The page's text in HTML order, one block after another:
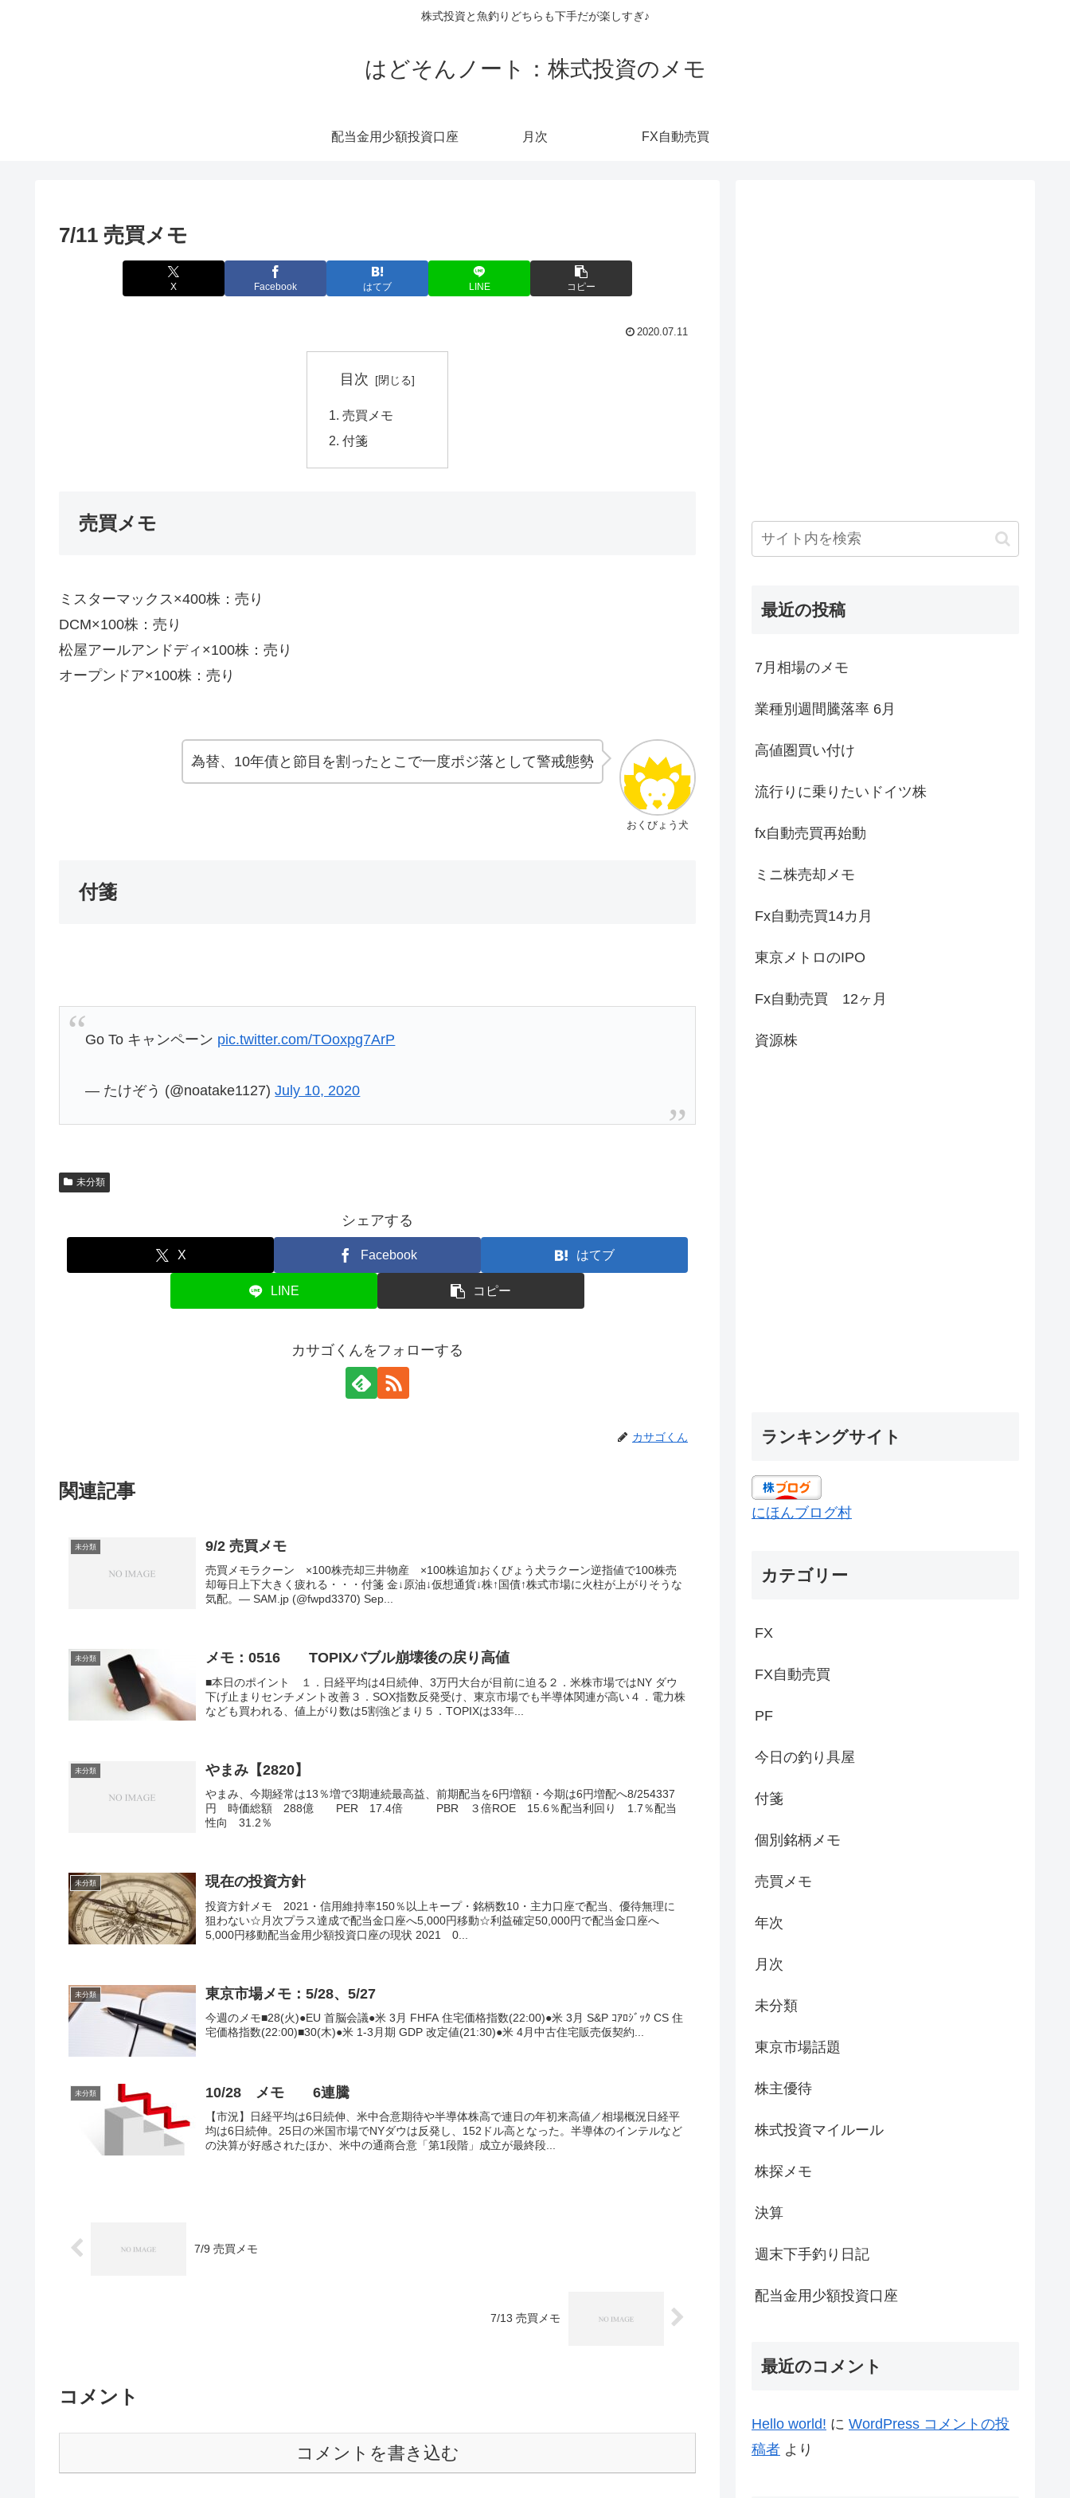
株式投資と魚釣りどちらも下手だが楽しすぎ♪
はどそんノート：株式投資のメモ
配当金用少額投資口座 月次 FX自動売買
7/11 売買メモ
X Facebook はてブ LINE コピー
2020.07.11
目次
売買メモ
付箋
売買メモ
ミスターマックス×400株：売り
DCM×100株：売り
松屋アールアンドディ×100株：売り
オープンドア×100株：売り
おくびょう犬
為替、10年債と節目を割ったとこで一度ポジ落として警戒態勢
付箋
Go To キャンペーン pic.twitter.com/TOoxpg7ArP
— たけぞう (@noatake1127)July 10, 2020
未分類
シェアする
X Facebook はてブ
LINE コピー
カサゴくんをフォローする
カサゴくん
関連記事
未分類 9/2 売買メモ
売買メモラクーン ×100株売却三井物産 ×100株追加おくびょう犬ラクーン逆指値で100株売
却毎日上下大きく疲れる・・・付箋 金↓原油↓仮想通貨↓株↑国債↑株式市場に火柱が上がりそうな
気配。— SAM.jp (@fwpd3370) Sep...
未分類 メモ：0516 TOPIXバブル崩壊後の戻り高値
■本日のポイント １．日経平均は4日続伸、3万円大台が目前に迫る２．米株市場ではNY ダウ
下げ止まりセンチメント改善３．SOX指数反発受け、東京市場でも半導体関連が高い４．電力株
なども買われる、値上がり数は5割強どまり５．TOPIXは33年...
未分類 やまみ【2820】
やまみ、今期経常は13％増で3期連続最高益、前期配当を6円増額・今期は6円増配へ8/254337
円 時価総額 288億 PER 17.4倍 PBR ３倍ROE 15.6％配当利回り 1.7％配当
性向 31.2％
未分類 現在の投資方針
投資方針メモ 2021・信用維持率150％以上キープ・銘柄数10・主力口座で配当、優待無理に
狙わない☆月次プラス達成で配当金口座へ5,000円移動☆利益確定50,000円で配当金口座へ
5,000円移動配当金用少額投資口座の現状 2021 0...
未分類 東京市場メモ：5/28、5/27
今週のメモ■28(火)●EU 首脳会議●米 3月 FHFA 住宅価格指数(22:00)●米 3月 S&P ｺｱﾛｼﾞｯｸ CS 住
宅価格指数(22:00)■30(木)●米 1-3月期 GDP 改定値(21:30)●米 4月中古住宅販売仮契約...
未分類 10/28 メモ 6連騰
【市況】日経平均は6日続伸、米中合意期待や半導体株高で連日の年初来高値／相場概況日経平
均は6日続伸。25日の米国市場でNYダウは反発し、152ドル高となった。半導体のインテルなど
の決算が好感されたほか、米中の通商合意「第1段階」成立が最終段...
7/9 売買メモ
7/13 売買メモ
コメント
コメントを書き込む
最近の投稿
7月相場のメモ
業種別週間騰落率 6月
高値圏買い付け
流行りに乗りたいドイツ株
fx自動売買再始動
ミニ株売却メモ
Fx自動売買14カ月
東京メトロのIPO
Fx自動売買 12ヶ月
資源株
ランキングサイト
にほんブログ村
カテゴリー
FX
FX自動売買
PF
今日の釣り具屋
付箋
個別銘柄メモ
売買メモ
年次
月次
未分類
東京市場話題
株主優待
株式投資マイルール
株探メモ
決算
週末下手釣り日記
配当金用少額投資口座
最近のコメント
Hello world! に WordPress コメントの投
稿者 より